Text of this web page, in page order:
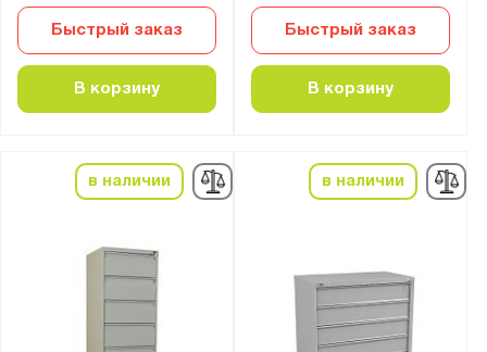
Быстрый заказ
В корзину
Быстрый заказ
В корзину
в наличии в наличии